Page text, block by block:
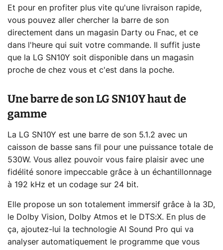
Et pour en profiter plus vite qu'une livraison rapide,
vous pouvez aller chercher la barre de son
directement dans un magasin Darty ou Fnac, et ce
dans l'heure qui suit votre commande. Il suffit juste
que la LG SN10Y soit disponible dans un magasin
proche de chez vous et c'est dans la poche.
Une barre de son LG SN10Y haut de
gamme
La LG SN10Y est une barre de son 5.1.2 avec un
caisson de basse sans fil pour une puissance totale de
530W. Vous allez pouvoir vous faire plaisir avec une
fidélité sonore impeccable grâce à un échantillonnage
à 192 kHz et un codage sur 24 bit.
Elle propose un son totalement immersif grâce à la 3D,
le Dolby Vision, Dolby Atmos et le DTS:X. En plus de
ça, ajoutez-lui la technologie AI Sound Pro qui va
analyser automatiquement le programme que vous